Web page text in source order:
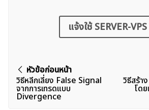
แจ้งใช้ SERVER-
แนะแนว
เรื่อง
หัวข้อก่อนหน้า
วิธีหลีกเลี่ยง False Signal
จากการเทรดแบบ
Divergence
วิธีสร้า
โด